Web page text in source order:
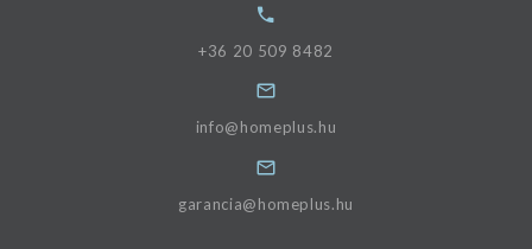
+36 20 509 8482
info@homeplus.hu
garancia@homeplus.hu